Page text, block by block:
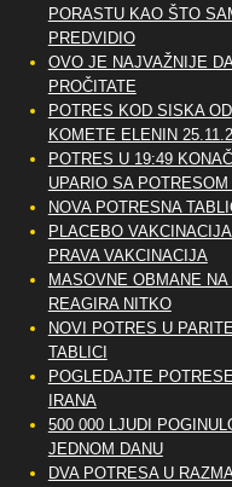
PORASTU KAO ŠTO
PREDVIDIO
OVO JE NAJVAŽNIJE
PROČITATE
POTRES KOD SISKA OD
KOMETE ELENIN
POTRES U 19:49
UPARIO SA
NOVA POTRESNA
PLACEBO
PRAVA VAKCINACIJA
MASOVNE OBMANE NA
REAGIRA NITKO
NOVI POTRES U
TABLICI
POGLEDAJTE
IRANA
500 000 LJUDI
JEDNOM DANU
DVA POTRESA U